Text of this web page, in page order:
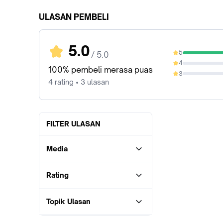
ULASAN PEMBELI
5.0 / 5.0
100% pembeli merasa puas
4 rating • 3 ulasan
5
100%
4
0%
3
0%
FILTER ULASAN
Media
Rating
Topik Ulasan